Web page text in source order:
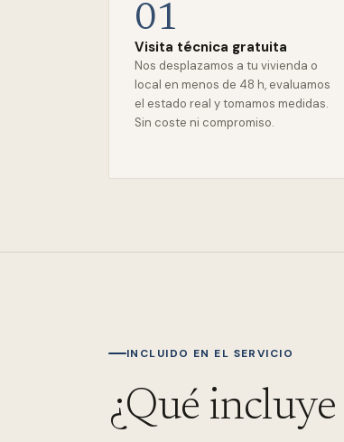
01
Visita técnica gratuita
Nos desplazamos a tu vivienda o
local en menos de 48 h, evaluamos
el estado real y tomamos medidas.
Sin coste ni compromiso.
INCLUIDO EN EL SERVICIO
¿Qué